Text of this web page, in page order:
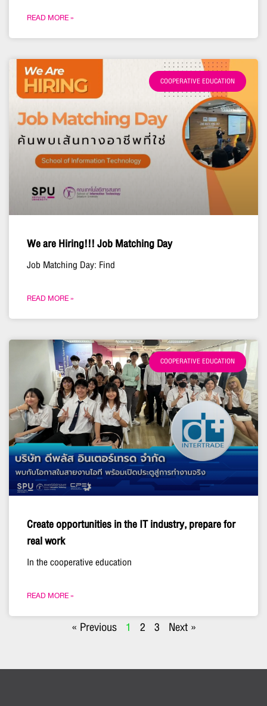
READ MORE »
COOPERATIVE EDUCATION
We are Hiring!!! Job Matching Day
Job Matching Day: Find
READ MORE »
COOPERATIVE EDUCATION
Create opportunities in the IT industry, prepare for
real work
In the cooperative education
READ MORE »
« Previous 1 2 3 Next »